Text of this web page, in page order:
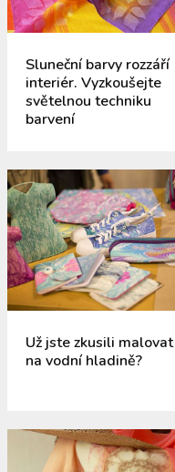
Sluneční barvy rozzáří
interiér. Vyzkoušejte
světelnou techniku
barvení
Už jste zkusili malovat
na vodní hladině?